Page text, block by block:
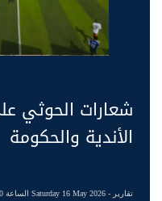
شعارات الحوثي
الأندية والحكومة
تقارير - Saturday 16 May 2026 الساعة 08:30 pm